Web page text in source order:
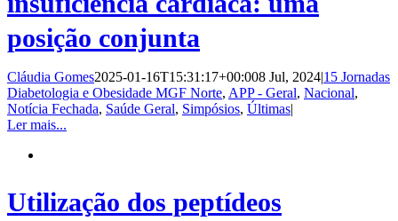
posição conjunta
Cláudia Gomes2025-01-16T15:31:17+00:008 Jul, 2024|15 Jornadas
Diabetologia e Obesidade MGF Norte, APP - Geral, Nacional,
Notícia Fechada, Saúde Geral, Simpósios, Últimas|
Ler mais...
Utilização dos peptídeos